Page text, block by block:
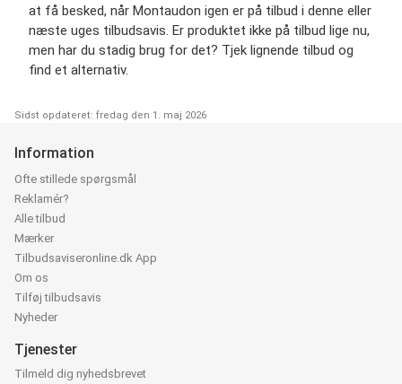
at få besked, når Montaudon igen er på tilbud i denne eller
næste uges tilbudsavis. Er produktet ikke på tilbud lige nu,
men har du stadig brug for det? Tjek lignende tilbud og
find et alternativ.
Sidst opdateret: fredag den 1. maj 2026
Information
Ofte stillede spørgsmål
Reklamér?
Alle tilbud
Mærker
Tilbudsaviseronline.dk App
Om os
Tilføj tilbudsavis
Nyheder
Tjenester
Tilmeld dig nyhedsbrevet